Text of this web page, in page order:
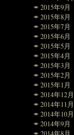
2015年9月
2015年8月
2015年7月
2015年6月
2015年5月
2015年4月
2015年3月
2015年2月
2015年1月
2014年12月
2014年11月
2014年10月
2014年9月